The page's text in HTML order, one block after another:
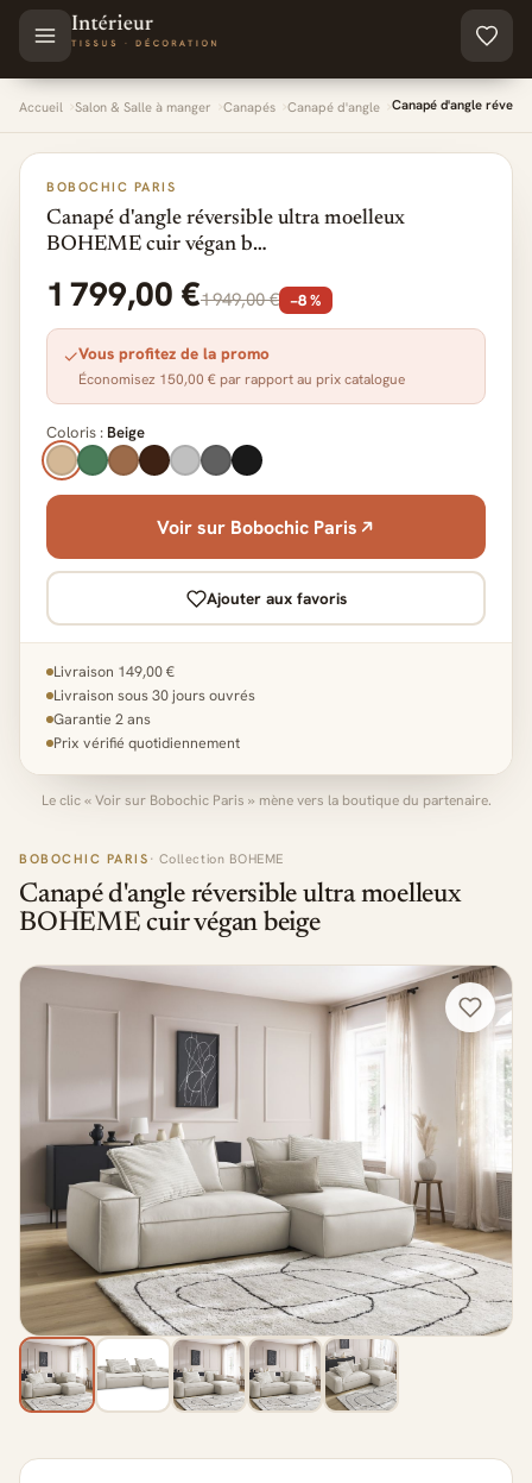
Aller au contenu principal
Accueil Salon & Salle à manger Canapés Canapé d'angle Canapé d'angle
BOBOCHIC PARIS · Collection BOHEME
Canapé d'angle réversible ultra moelleux
BOHEME cuir végan beige
BOBOCHIC PARIS
Canapé d'angle réversible ultra moelleux
BOHEME cuir végan b…
1 799,00 €1 949,00 € −8 %
✓Vous profitez de la promo
Économisez 150,00 € par rapport au prix catalogue
Coloris : Beige
Voir sur Bobochic Paris
Ajouter aux favoris
Livraison 149,00 €
Livraison sous 30 jours ouvrés
Garantie 2 ans
Prix vérifié quotidiennement
Le clic « Voir sur Bobochic Paris » mène vers la boutique du partenaire.